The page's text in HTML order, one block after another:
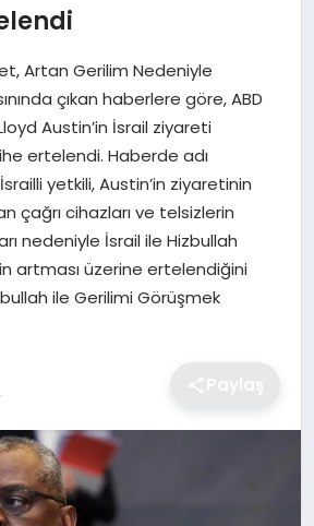
Artan Gerilim Nedeniyle
çıkan haberlere göre, ABD
Austin’in İsrail ziyareti
ertelendi. Haberde adı
yetkili, Austin’in ziyaretinin
çağrı cihazları ve telsizlerin
nedeniyle İsrail ile Hizbullah
artması üzerine ertelendiğini
ile Gerilimi Görüşmek